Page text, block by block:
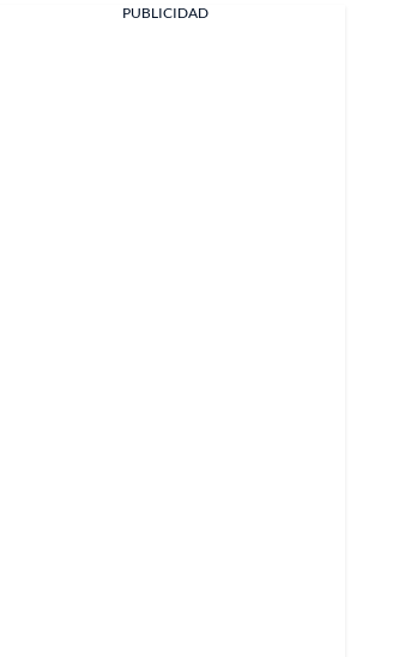
PUBLICIDAD